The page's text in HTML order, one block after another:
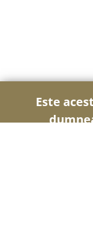
Este